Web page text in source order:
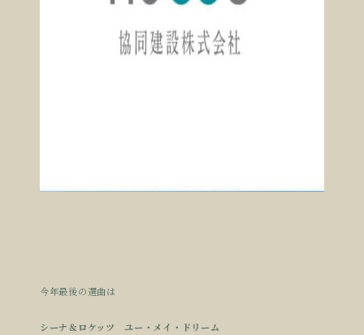
今年最後の選曲は
シーナ＆ロケッツ ユー・メイ・ドリーム